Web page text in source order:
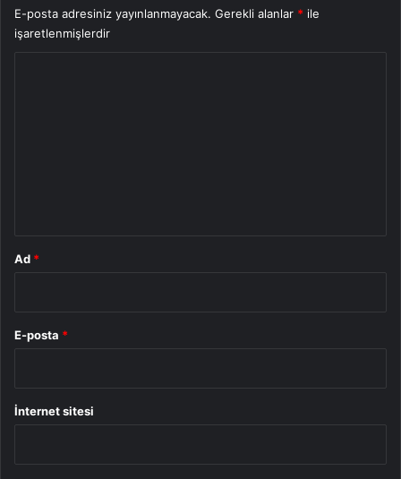
E-posta adresiniz yayınlanmayacak. Gerekli alanlar * ile
işaretlenmişlerdir
Ad *
E-posta *
İnternet sitesi